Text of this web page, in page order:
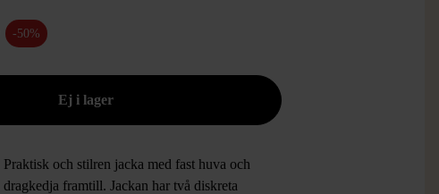
-50%
Praktisk och stilren jacka med fast huva och
dragkedja framtill. Jackan har två diskreta